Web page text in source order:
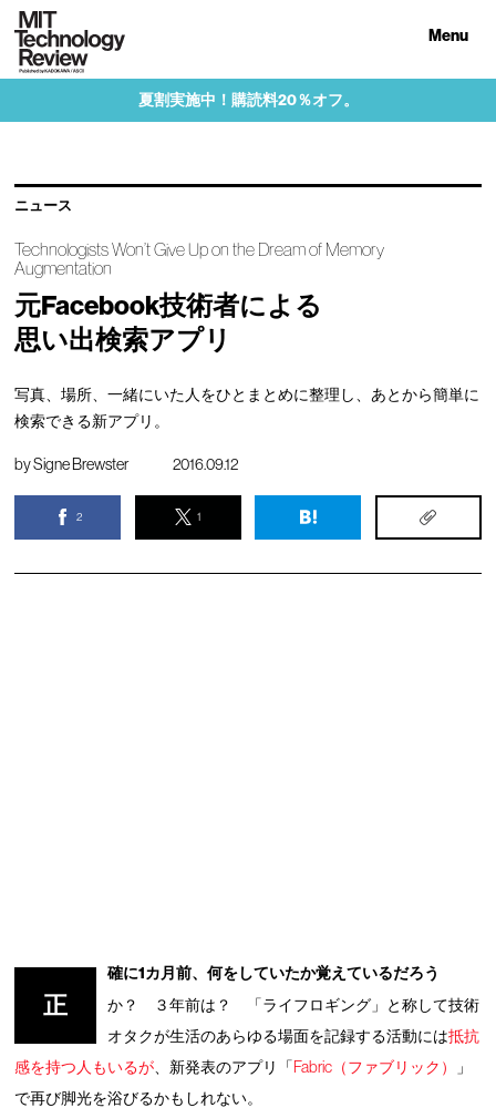
Menu
夏割実施中！購読料20％オフ。
ニュース
Technologists Won’t Give Up on the Dream of Memory
Augmentation
元Facebook技術者による
思い出検索アプリ
写真、場所、一緒にいた人をひとまとめに整理し、あとから簡単に
検索できる新アプリ。
bySigne Brewster 2016.09.12
2 1
正
確に1カ月前、何をしていたか覚えているだろう
か？ ３年前は？ 「ライフロギング」と称して技術
オタクが生活のあらゆる場面を記録する活動には抵抗
感を持つ人もいるが 、新発表のアプリ「Fabric（ファブリック）
」
で再び脚光を浴びるかもしれない。